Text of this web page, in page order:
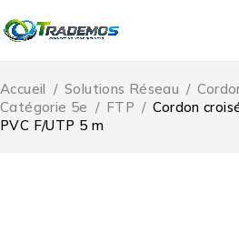
Accueil / Solutions Réseau /
Catégorie 5e / FTP / Cordon
PVC F/UTP 5 m